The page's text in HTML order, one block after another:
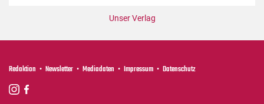
Unser Verlag
Redaktion Newsletter Mediadaten Impressum Datenschutz